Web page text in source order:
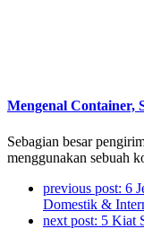
Mengenal Container,
Sebagian besar
menggunakan sebuah
previous post: 6
Domestik &
next post: 5 Kiat